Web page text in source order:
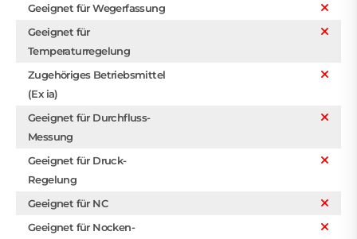
Geeignet für Wegerfassung
Geeignet für
Temperaturregelung
Zugehöriges Betriebsmittel
(Ex ia)
Geeignet für Durchfluss-
Messung
Geeignet für Druck-
Regelung
Geeignet für NC
Geeignet für Nocken-